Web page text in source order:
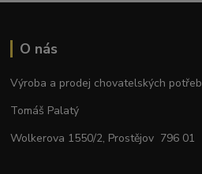
O nás
Výroba a prodej chovatelských potřeb
Tomáš Palatý
Wolkerova 1550/2, Prostějov 796 01